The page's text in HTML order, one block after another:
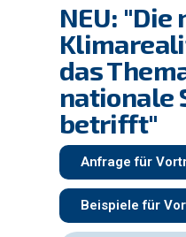
NEU: "Die
das
nationale
betrifft"
Anfrage für
Beispiele für